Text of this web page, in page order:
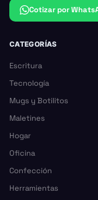
Cotizar por
CATEGORÍAS
Escritura
Tecnología
Mugs y Botilitos
Maletines
Hogar
Oficina
Confección
Herramientas